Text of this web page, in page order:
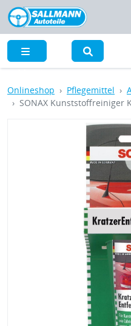
Onlineshop Pflegemittel
SONAX Kunststoffreiniger